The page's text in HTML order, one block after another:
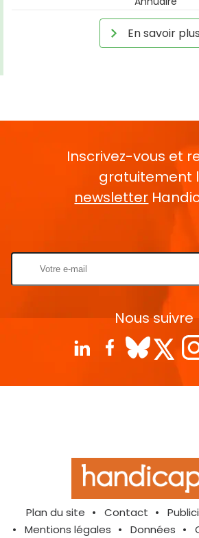
En savoir plus
Inscrivez-vous et
gratuitement
newsletter
Nous suivre
Plan du site Contact
Mentions légales
Données